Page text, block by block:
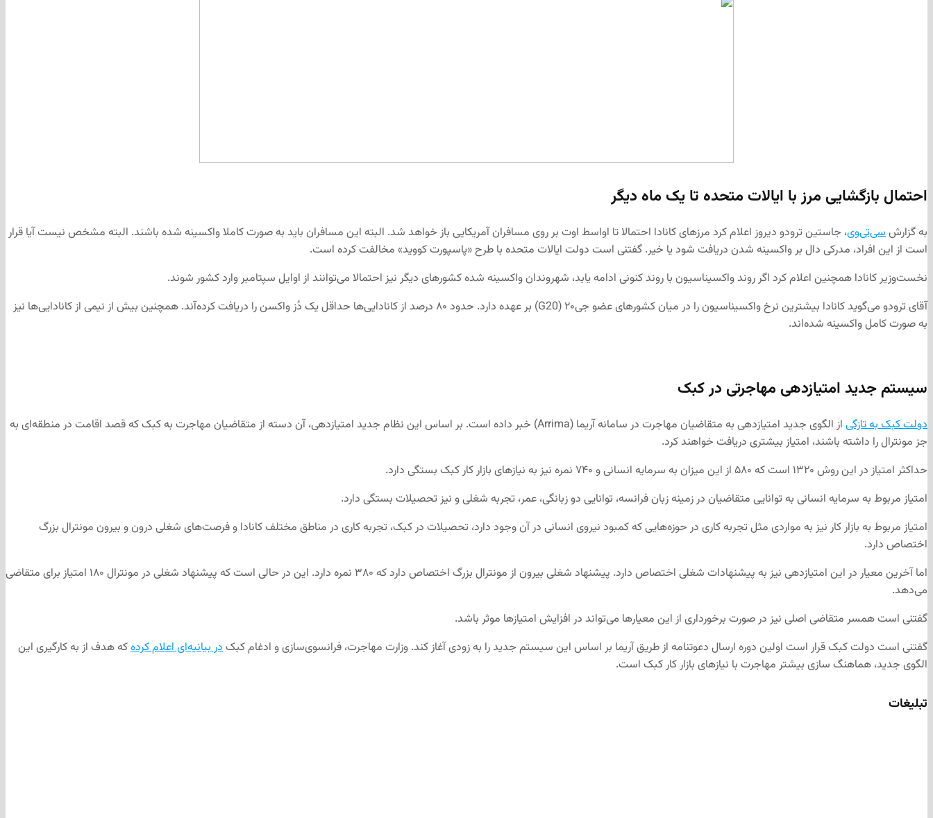
احتمال بازگشایی مرز با ایالات متحده تا یک ماه دیگر
به گزارشسی‌تی‌وی، جاستین ترودو دیروز اعلام کرد مرزهای کانادا احتمالا تا اواسط اوت بر روی مسافران آمریکایی باز خواهد شد. البته این مسافران باید به صورت کاملا واکسینه شده باشند. البته مشخص نیست آیا قرار
است از این افراد، مدرکی دال بر واکسینه شدن دریافت شود یا خیر. گفتنی است دولت ایالات متحده با طرح «پاسپورت کووید» مخالفت کرده است.
نخست‌وزیر کانادا همچنین اعلام کرد اگر روند واکسیناسیون با روند کنونی ادامه یابد، شهروندان واکسینه‌ شده کشورهای دیگر نیز احتمالا می‌توانند از اوایل سپتامبر وارد کشور شوند.
آقای ترودو می‌گوید کانادا بیشترین نرخ واکسیناسیون را در میان کشورهای عضو جی۲۰ (G20) بر عهده دارد. حدود ۸۰ درصد از کانادایی‌ها حداقل یک دُز واکسن را دریافت کرده‌آند. همچنین بیش از نیمی از کانادایی‌ها نیز
به صورت کامل واکسینه شده‌اند.
سیستم جدید امتیازدهی مهاجرتی در کبک
دولت کبک به تازگی
از الگوی جدید امتیازدهی به متقاضیان مهاجرت در سامانه آریما (Arrima) خبر داده است. بر اساس این نظام جدید امتیازدهی، آن دسته از متقاضیان مهاجرت به کبک که قصد اقامت در منطقه‌ای به
جز مونترال را داشته باشند، امتیاز بیشتری دریافت خواهند کرد.
حداکثر امتیاز در این روش ۱۳۲۰ است که ۵۸۰ از این میزان به سرمایه انسانی و ۷۴۰ نمره نیز به نیازهای بازار کار کبک بستگی دارد.
امتیاز مربوط به سرمایه انسانی به توانایی متقاضیان در زمینه زبان فرانسه، توانایی دو زبانگی، عمر، تجربه شغلی و نیز تحصیلات بستگی دارد.
امتیاز مربوط به بازار کار نیز به مواردی مثل تجربه کاری در حوزه‌هایی که کمبود نیروی انسانی در آن وجود دارد، تحصیلات در کبک، تجربه کاری در مناطق مختلف کانادا و فرصت‌های شغلی درون و بیرون مونترال بزرگ
اختصاص دارد.
اما آخرین معیار در این امتیازدهی نیز به پیشنهادات شغلی اختصاص دارد. پیشنهاد شغلی بیرون از مونترال بزرگ اختصاص دارد که ۳۸۰ نمره دارد. این در حالی است که پیشنهاد شغلی در مونترال ۱۸۰ امتیاز برای متقاضی
می‌دهد.
گفتنی است همسر متقاضی اصلی نیز در صورت برخورداری از این معیارها می‌تواند در افزایش امتیازها موثر باشد.
گفتنی است دولت کبک قرار است اولین دوره ارسال دعوتنامه از طریق آریما بر اساس این سیستم جدید را به زودی آغاز کند. وزارت مهاجرت، فرانسوی‌سازی و ادغام کبکدر بیانیه‌ای اعلام کردهکه هدف از به کارگیری این
الگوی جدید، هماهنگ سازی بیشتر مهاجرت با نیازهای بازار کار کبک است.
تبلیغات